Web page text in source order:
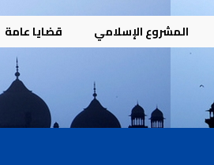
المشروع الإسلامي قضايا عامة